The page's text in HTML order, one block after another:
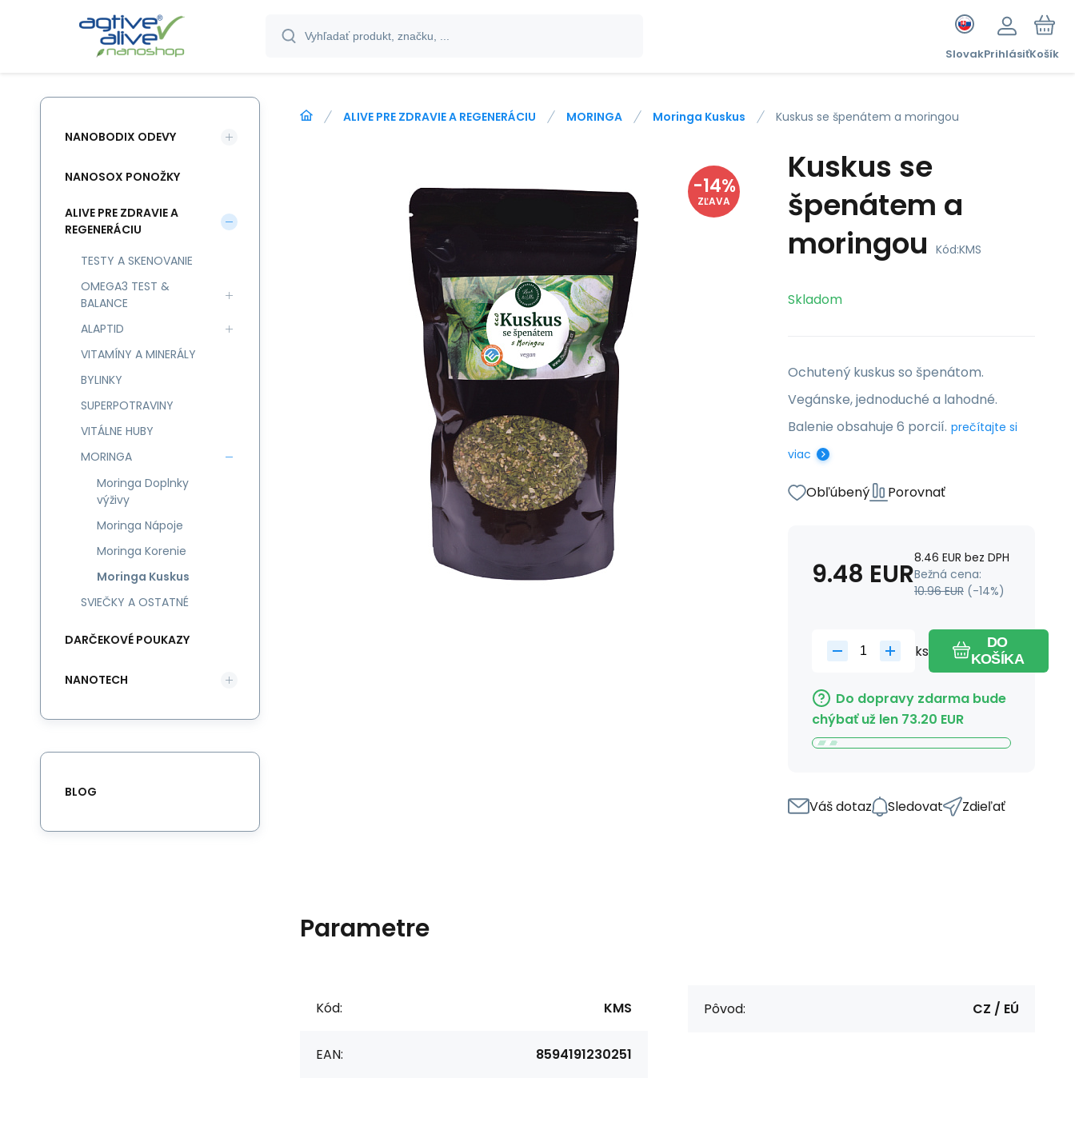
SlovakPrihlásiťKošík
ALIVE PRE ZDRAVIE A REGENERÁCIU MORINGA Moringa Kuskus Kuskus se špenátem a moringou
-14%
ZĽAVA
Kuskus se
špenátem a
moringou Kód:KMS
Skladom
Ochutený kuskus so špenátom.
Vegánske, jednoduché a lahodné.
Balenie obsahuje 6 porcií. prečítajte si
viac
Obľúbený Porovnať
9.48 EUR8.46 EUR bez DPH
Bežná cena:
10.96 EUR (-14%)
ks
DO
KOŠÍKA
Do dopravy zdarma bude
chýbať už len 73.20 EUR
Váš dotaz Sledovat Zdieľať
Parametre
Kód: KMS
EAN: 8594191230251
Pôvod: CZ / EÚ
NANOBODIX ODEVY
NANOSOX PONOŽKY
ALIVE PRE ZDRAVIE A
REGENERÁCIU
TESTY A SKENOVANIE
OMEGA3 TEST &
BALANCE
ALAPTID
VITAMÍNY A MINERÁLY
BYLINKY
SUPERPOTRAVINY
VITÁLNE HUBY
MORINGA
Moringa Doplnky
výživy
Moringa Nápoje
Moringa Korenie
Moringa Kuskus
SVIEČKY A OSTATNÉ
DARČEKOVÉ POUKAZY
NANOTECH
BLOG